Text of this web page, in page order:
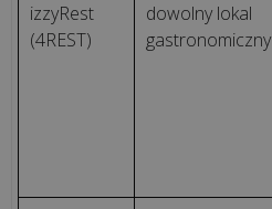
izzyRest
(4REST)
dowolny lokal
gastronomiczny